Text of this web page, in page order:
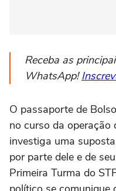
Receba as
WhatsApp!
O passaporte de
no curso da operação
investiga uma
por parte dele e de
Primeira Turma do